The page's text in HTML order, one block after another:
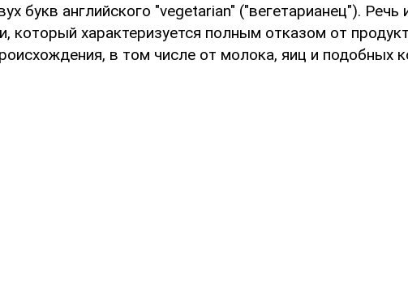
букв английского "vegetarian" ("вегетарианец"). Речь
который характеризуется полным отказом от
в том числе от молока, яиц и подобных